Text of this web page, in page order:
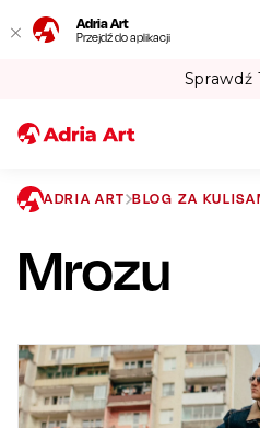
Adria Art
Przejdź do aplikacji
Sprawdź
ADRIA ART BLOG ZA
Mrozu